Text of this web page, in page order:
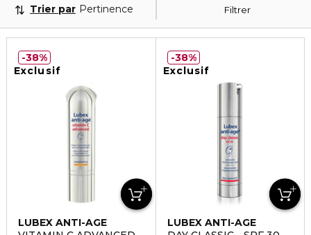
Filtrer
Trier par Pertinence
Exclusif
LUBEX ANTI-AGE
38%
Exclusif
LUBEX ANTI-AGE
38%